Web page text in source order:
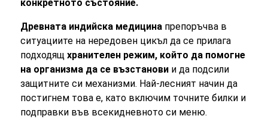
конкретното състояние.
Древната индийска медицина препоръчва в
ситуациите на нередовен цикъл да се прилага
подходящхранителен режим, който да помогне
на организма да се възстанови и да подсили
защитните си механизми. Най-лесният начин да
постигнем това е, като включим точните билки и
подправки във всекидневното си меню.